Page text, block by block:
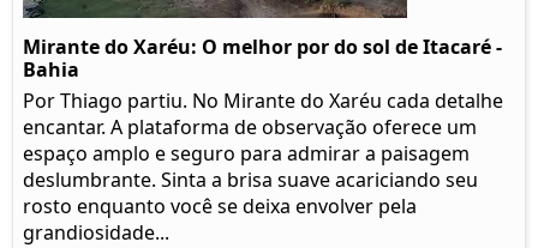
Mirante do Xaréu: O melhor por do sol de Itacaré -
Bahia
Por Thiago partiu. No Mirante do Xaréu cada detalhe
encantar. A plataforma de observação oferece um
espaço amplo e seguro para admirar a paisagem
deslumbrante. Sinta a brisa suave acariciando seu
rosto enquanto você se deixa envolver pela
grandiosidade...